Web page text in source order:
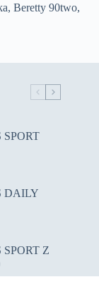
Beretty 90two,
DAILY
Z